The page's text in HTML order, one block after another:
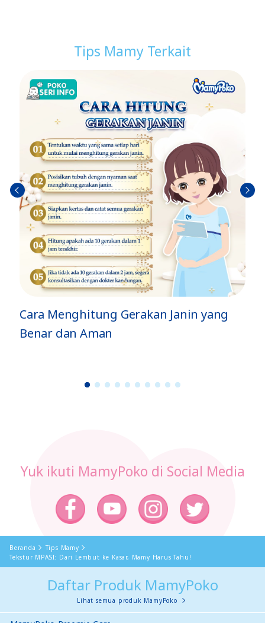
Tips Mamy Terkait
Jenis Gerakan Si Kecil di Dalam Perut
dan Artinya
Trở
về
Tiếp
theo
1 2 3 4 5 6 7 8 9 1
Yuk ikuti MamyPoko di Social Media
Beranda
Tips Mamy
Tekstur MPASI: Dari Lembut ke Kasar, Mamy Harus Tahu!
Daftar Produk MamyPoko
Lihat semua produk MamyPoko